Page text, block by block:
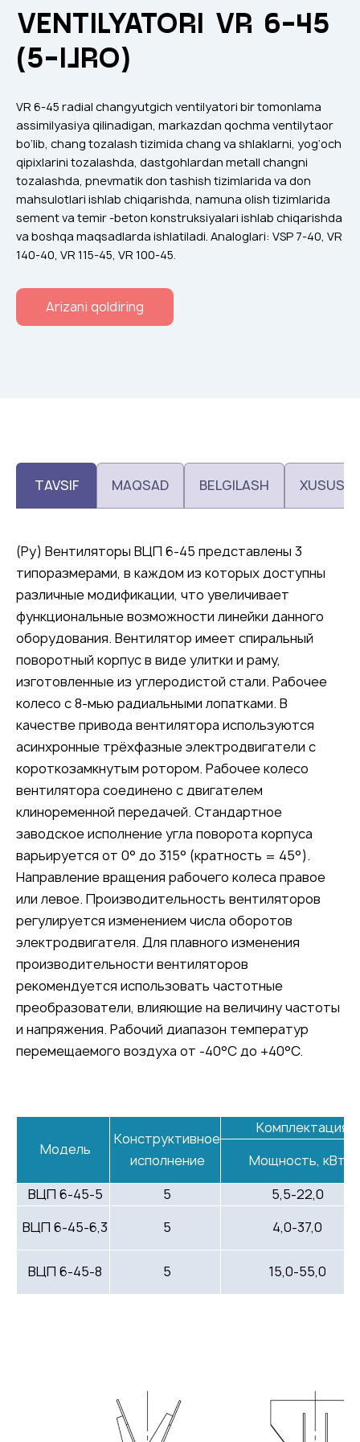
Klapanlar
Ventilatsion panjaralar
Shovqin yutgichlar
Filtrlar
Qo'shimcha jihozlar
Горнодобывающая отрасль
Прочее оборудование
VENTILYATORI VR 6-45
(5-IJRO)
VR 6-45 radial changyutgich ventilyatori bir tomonlama
assimilyasiya qilinadigan, markazdan qochma ventilytaor
bo‘lib, chang tozalash tizimida chang va shlaklarni, yog‘och
qipixlarini tozalashda, dastgohlardan metall changni
tozalashda, pnevmatik don tashish tizimlarida va don
mahsulotlari ishlab chiqarishda, namuna olish tizimlarida
sement va temir -beton konstruksiyalari ishlab chiqarishda
va boshqa maqsadlarda ishlatiladi. Analoglari: VSP 7-40, VR
140-40, VR 115-45, VR 100-45.
Arizani qoldiring
TAVSIF MAQSAD BELGILASH
(Ру) Вентиляторы ВЦП 6-45 представлены 3
типоразмерами, в каждом из которых доступны
различные модификации, что увеличивает
функциональные возможности линейки данного
оборудования. Вентилятор имеет спиральный
поворотный корпус в виде улитки и раму,
изготовленные из углеродистой стали. Рабочее
колесо с 8-мью радиальными лопатками. В
качестве привода вентилятора используются
асинхронные трёхфазные электродвигатели с
короткозамкнутым ротором. Рабочее колесо
вентилятора соединено с двигателем
клиноременной передачей. Стандартное
заводское исполнение угла поворота корпуса
варьируется от 0° до 315° (кратность = 45°).
Направление вращения рабочего колеса правое
или левое. Производительность вентиляторов
регулируется изменением числа оборотов
электродвигателя. Для плавного изменения
производительности вентиляторов
рекомендуется использовать частотные
преобразователи, влияющие на величину частоты
и напряжения. Рабочий диапазон температур
перемещаемого воздуха от -40°C до +40°C.
Модель
Конструктивное
исполнение
Комплектация
Мощность, кВт
ВЦП 6-45-5
5
5,5-22,0
ВЦП 6-45-6,3
5 4,0-37,0
ВЦП 6-45-8 5 15,0-55,0